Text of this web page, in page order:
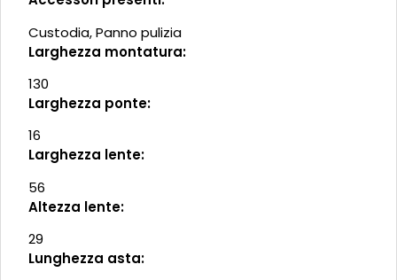
Custodia, Panno pulizia
Larghezza montatura:
130
Larghezza ponte:
16
Larghezza lente:
56
Altezza lente:
29
Lunghezza asta: